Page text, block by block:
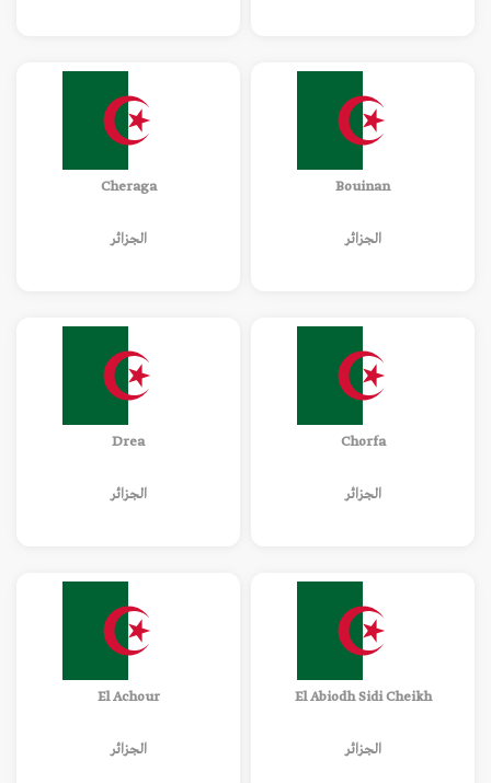
Bouinan
الجزائر
Cheraga
الجزائر
Chorfa
الجزائر
Drea
الجزائر
El Abiodh Sidi Cheikh
الجزائر
El Achour
الجزائر